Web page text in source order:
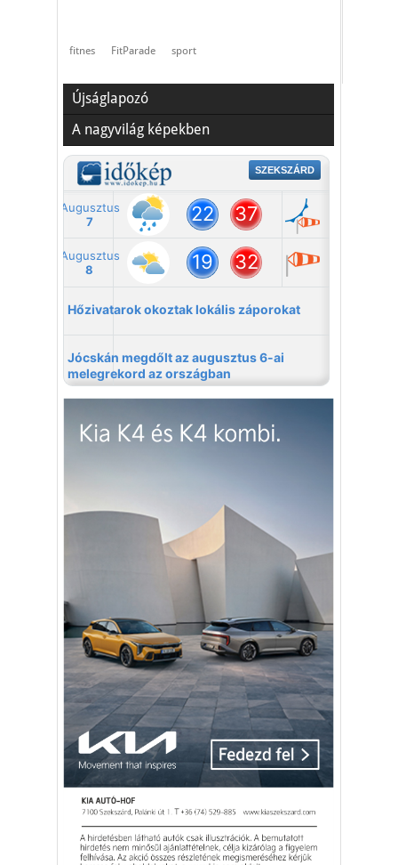
fitnes FitParade sport
Újságlapozó
A nagyvilág képekben